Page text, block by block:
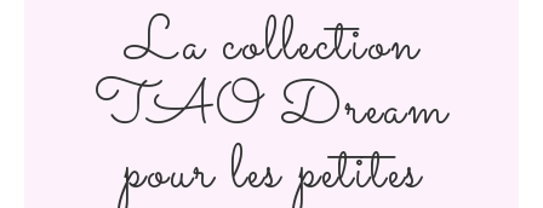
La collection
TAO Dream
pour les petites